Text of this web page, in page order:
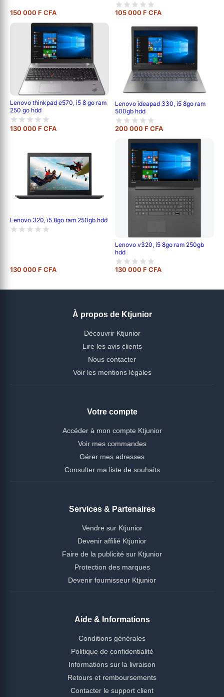
150 000 F CFA 105 000 F CFA
Lenovo thinkpad e570, i5 8 go ram
250 go hdd
130 000 F CFA
Lenovo ideapad 330, i5 8go ram
500gb hdd
200 000 F CFA
Lenovo 320, i5 8go ram 250gb hdd
130 000 F CFA
Lenovo v320, i5 8go ram 250gb
hdd
130 000 F CFA
À propos de Ktjunior
Découvrir Ktjunior
Lire les avis clients
Nous contacter
Voir les mentions légales
Votre compte
Accéder à mon compte Ktjunior
Voir mes commandes
Gérer mes adresses
Consulter ma liste de souhaits
Services & Partenaires
Vendre sur Ktjunior
Devenir affilié Ktjunior
Faire de la publicité sur Ktjunior
Protection des marques
Devenir fournisseur Ktjunior
Aide & Informations
Conditions générales
Politique de confidentialité
Informations sur la livraison
Retours et remboursements
Contacter le support client